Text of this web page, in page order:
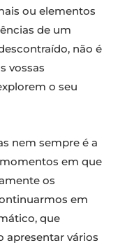
ou elementos
de um
não é
vossas
o seu
nem sempre é a
em que
os
em
que
apresentar vários